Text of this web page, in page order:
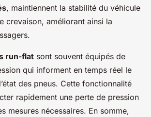
, maintiennent la stabilité du véhicule
crevaison, améliorant ainsi la
run-flat sont souvent équipés de
qui informent en temps réel le
des pneus. Cette fonctionnalité
rapidement une perte de pression
mesures nécessaires. En somme,